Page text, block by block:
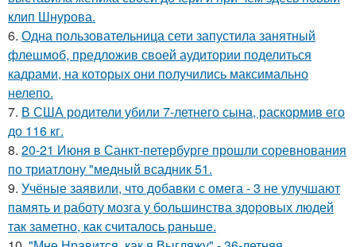
клип Шнурова.
6. Одна пользовательница сети запустила занятный
флешмоб, предложив своей аудитории поделиться
кадрами, на которых они получились максимально
нелепо.
7. В США родители убили 7-летнего сына, раскормив его
до 116 кг.
8. 20-21 Июня в Санкт-петербурге прошли соревнования
по триатлону "медный всадник 51.
9. Учёные заявили, что добавки с омега - 3 не улучшают
память и работу мозга у большинства здоровых людей
так заметно, как считалось раньше.